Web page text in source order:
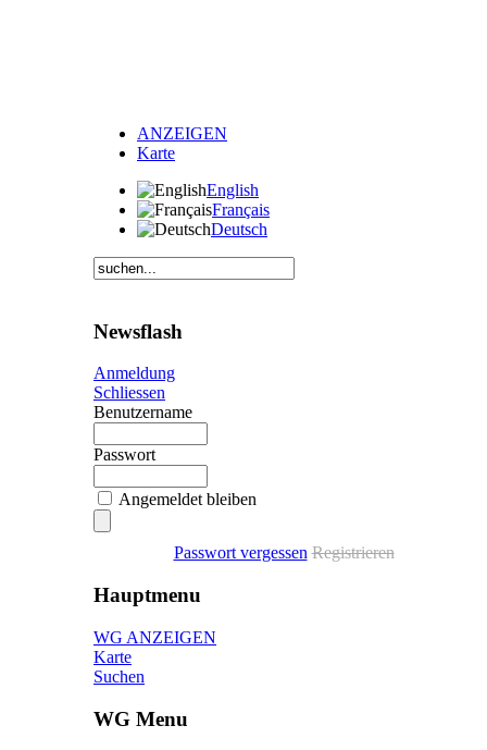
ANZEIGEN
Karte
English
Français
Deutsch
Newsflash
Anmeldung
Schliessen
Benutzername
Passwort
Angemeldet bleiben
Passwort vergessen Registrieren
Hauptmenu
WG ANZEIGEN
Karte
Suchen
WG Menu